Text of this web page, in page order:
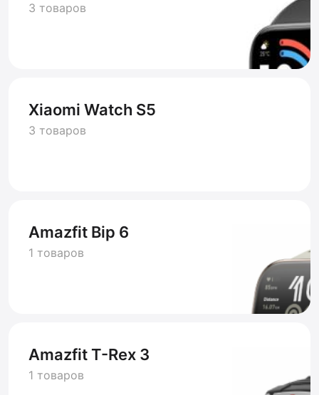
3 товаров
Xiaomi Watch S5
3 товаров
Amazfit Bip 6
1 товаров
Amazfit T-Rex 3
1 товаров